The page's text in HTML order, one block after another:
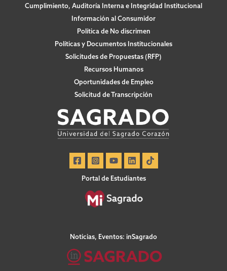
Cumplimiento, Auditoría Interna e Integridad Institucional
Información al Consumidor
Política de No discrimen
Políticas y Documentos Institucionales
Solicitudes de Propuestas (RFP)
Recursos Humanos
Oportunidades de Empleo
Solicitud de Transcripción
Portal de Estudiantes
Noticias, Eventos: inSagrado